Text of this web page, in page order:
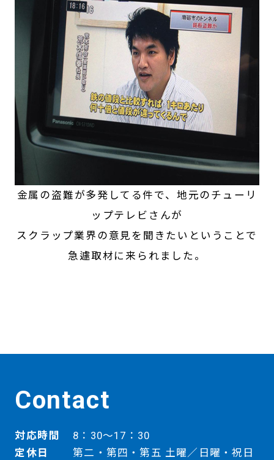
金属の盗難が多発してる件で、地元のチューリ
ップテレビさんが
スクラップ業界の意見を聞きたいということで
急遽取材に来られました。
Contact
対応時間
8：30～17：30
定休日
第二・第四・第五 土曜／日曜・祝日